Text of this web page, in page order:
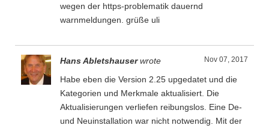
wegen der https-problematik dauernd
warnmeldungen. grüße uli
Nov 07, 2017
Hans Abletshauser wrote
Habe eben die Version 2.25 upgedatet und die
Kategorien und Merkmale aktualisiert. Die
Aktualisierungen verliefen reibungslos. Eine De-
und Neuinstallation war nicht notwendig. Mit der